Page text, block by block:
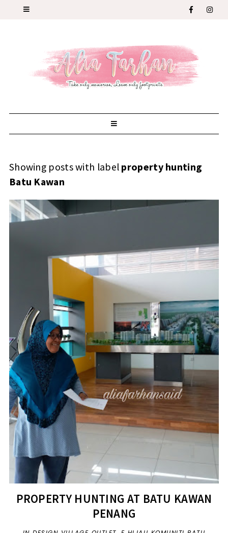
Showing posts with label property hunting
Batu Kawan
PROPERTY HUNTING AT BATU KAWAN
PENANG